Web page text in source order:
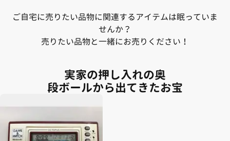
ご自宅に売りたい品物に関連するアイテムは眠っていま
せんか？
売りたい品物と一緒にお売りください！
実家の押し入れの奥
段ボールから出てきたお宝